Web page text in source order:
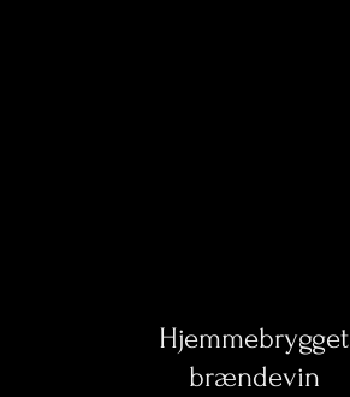
Hjemmebrygget
brændevin